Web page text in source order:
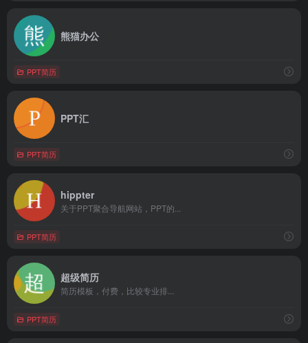
熊猫办公
PPT简历
PPT汇
PPT简历
hippter
关于PPT聚合导航网站，PPT的...
PPT简历
超级简历
简历模板，付费，比较专业排...
PPT简历